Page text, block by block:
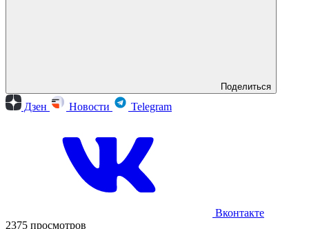
Поделиться
Дзен Новости Telegram
Вконтакте
2375 просмотров